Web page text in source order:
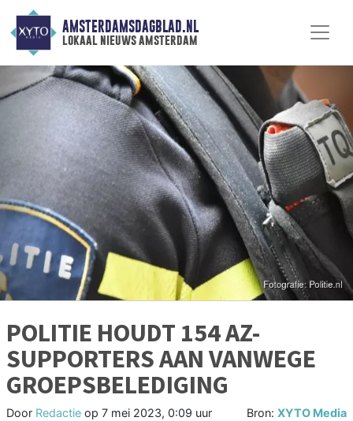
AMSTERDAMSDAGBLAD.NL
lokaal nieuws amsterdam
POLITIE HOUDT 154 AZ-
SUPPORTERS AAN VANWEGE
GROEPSBELEDIGING
Door Redactie op 7 mei 2023, 0:09 uur Bron: XYTO Media